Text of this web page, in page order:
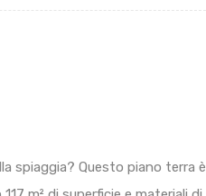
spiaggia? Questo piano terra è